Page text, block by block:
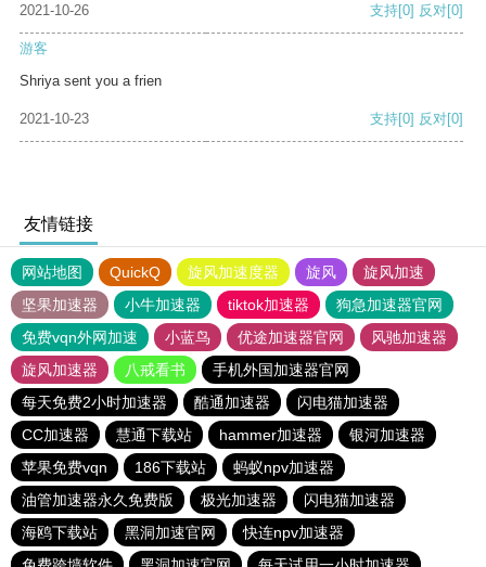
2021-10-26 支持[0] 反对[0]
游客
Shriya sent you a frien
2021-10-23 支持[0] 反对[0]
友情链接
网站地图 QuickQ 旋风加速度器 旋风
旋风加速
坚果加速器
小牛加速器 tiktok加速器
狗急加速器官网
免费vqn外网加速
小蓝鸟 优途加速器官网
风驰加速器
旋风加速器
八戒看书
手机外国加速器官网
每天免费2小时加速器
酷通加速器
闪电猫加速器
CC加速器
慧通下载站 hammer加速器
银河加速器
苹果免费vqn
186下载站
蚂蚁npv加速器
油管加速器永久免费版
极光加速器
闪电猫加速器
海鸥下载站
黑洞加速官网
快连npv加速器